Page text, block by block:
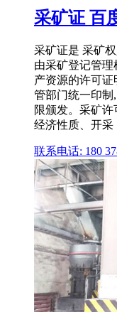
采矿证 百
采矿证是 采矿
由采矿登记管
产资源的许可
管部门统一印制
限颁发。采矿许
经济性质、开采
联系电话: 180